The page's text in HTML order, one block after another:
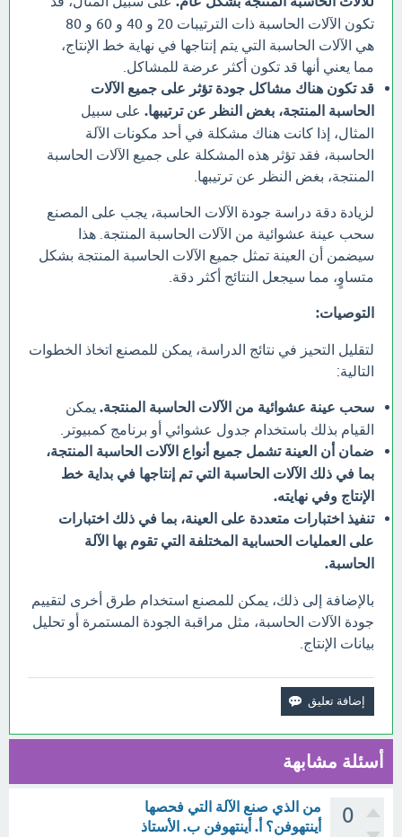
تكون الآلات الحاسبة ذات الترتيبات 20 و 40 و 60 و 80
هي الآلات الحاسبة التي يتم إنتاجها في نهاية خط الإنتاج،
مما يعني أنها قد تكون أكثر عرضة للمشاكل.
قد تكون هناك مشاكل جودة تؤثر على جميع الآلات
الحاسبة المنتجة، بغض النظر عن ترتيبها. على سبيل
المثال، إذا كانت هناك مشكلة في أحد مكونات الآلة
الحاسبة، فقد تؤثر هذه المشكلة على جميع الآلات الحاسبة
المنتجة، بغض النظر عن ترتيبها.
لزيادة دقة دراسة جودة الآلات الحاسبة، يجب على المصنع
سحب عينة عشوائية من الآلات الحاسبة المنتجة. هذا
سيضمن أن العينة تمثل جميع الآلات الحاسبة المنتجة بشكل
متساوٍ، مما سيجعل النتائج أكثر دقة.
التوصيات:
لتقليل التحيز في نتائج الدراسة، يمكن للمصنع اتخاذ الخطوات
التالية:
سحب عينة عشوائية من الآلات الحاسبة المنتجة. يمكن
القيام بذلك باستخدام جدول عشوائي أو برنامج كمبيوتر.
ضمان أن العينة تشمل جميع أنواع الآلات الحاسبة المنتجة،
بما في ذلك الآلات الحاسبة التي تم إنتاجها في بداية خط
الإنتاج وفي نهايته.
تنفيذ اختبارات متعددة على العينة، بما في ذلك اختبارات
على العمليات الحسابية المختلفة التي تقوم بها الآلة
الحاسبة.
بالإضافة إلى ذلك، يمكن للمصنع استخدام طرق أخرى لتقييم
جودة الآلات الحاسبة، مثل مراقبة الجودة المستمرة أو تحليل
بيانات الإنتاج.
أسئلة مشابهة
0
من الذي صنع الآلة التي فحصها
أينتهوفن؟ أ. أينتهوفن ب. الأستاذ